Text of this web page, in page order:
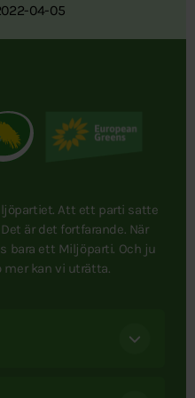
04-05
Att ett parti satte
är det fortfarande. När
bara ett Miljöparti. Och ju
mer kan vi uträtta.